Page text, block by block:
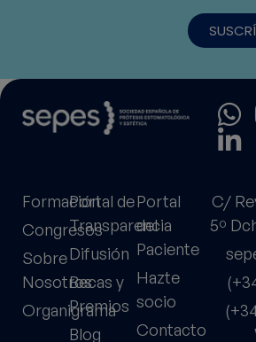
Formación
Congresos
Sobre
Nosotros
Organigrama
Portal de
Transparencia
Difusión
Becas y
Premios
Blog
Portal
del
Paciente
Hazte
socio
Contacto
C/
5º